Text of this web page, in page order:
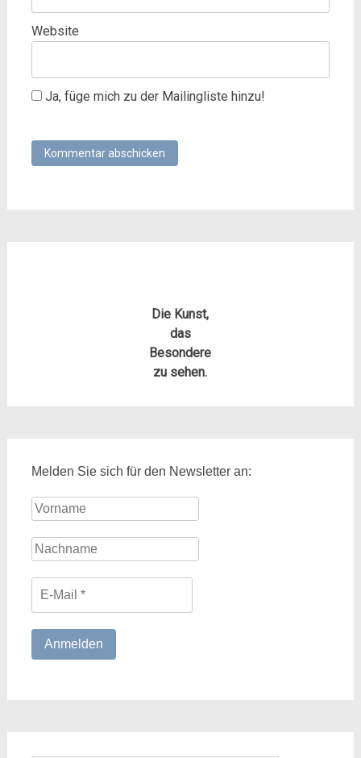
Website
Ja, füge mich zu der Mailingliste hinzu!
Die Kunst,
das
Besondere
zu sehen.
Melden Sie sich für den Newsletter an: